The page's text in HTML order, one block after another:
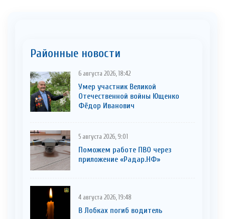
Районные новости
6 августа 2026, 18:42
Умер участник Великой
Отечественной войны Ющенко
Фёдор Иванович
5 августа 2026, 9:01
Поможем работе ПВО через
приложение «Радар.НФ»
4 августа 2026, 19:48
В Лобках погиб водитель